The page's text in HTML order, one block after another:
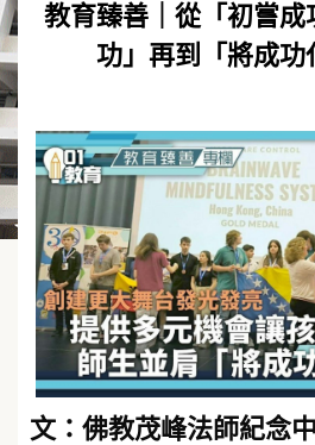
教育臻善｜從「初嘗成
功」再到「將成功
文：佛教茂峰法師紀念